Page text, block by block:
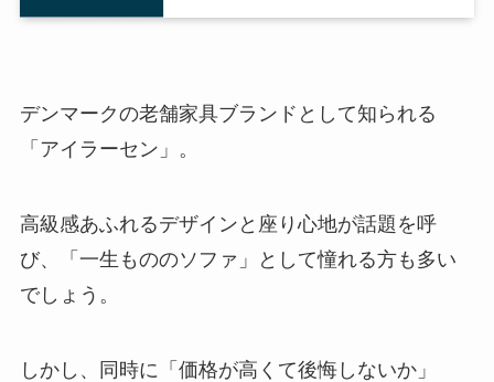
デンマークの老舗家具ブランドとして知られる
「アイラーセン」。
高級感あふれるデザインと座り心地が話題を呼
び、「一生もののソファ」として憧れる方も多い
でしょう。
しかし、同時に「価格が高くて後悔しないか」